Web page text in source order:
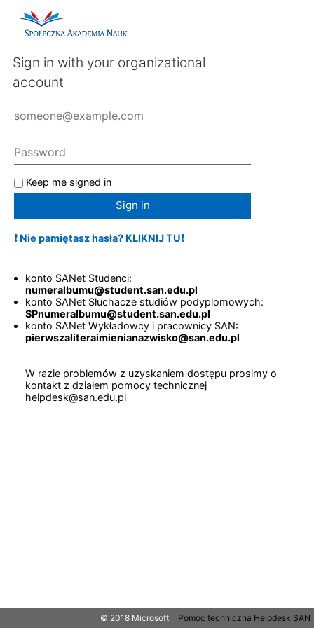
Sign in with your organizational
account
Keep me signed in
Sign in
❗ Nie pamiętasz hasła? KLIKNIJ TU❗
konto SANet Studenci:
numeralbumu@student.san.edu.pl
konto SANet Słuchacze studiów podyplomowych:
SPnumeralbumu@student.san.edu.pl
konto SANet Wykładowcy i pracownicy SAN:
pierwszaliteraimienianazwisko@san.edu.pl
W razie problemów z uzyskaniem dostępu prosimy o
kontakt z działem pomocy technicznej
helpdesk@san.edu.pl
© 2018 Microsoft Pomoc techniczna Helpdesk SAN